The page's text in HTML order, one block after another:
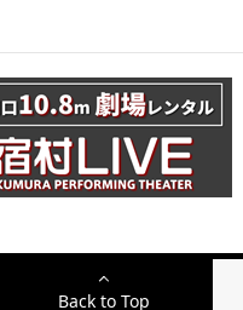
Back to Top